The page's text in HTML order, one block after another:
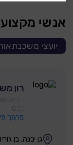
אנשי מקצוע
יועצי
רון
רון
מהפך
גן יבנה, בן גוריון